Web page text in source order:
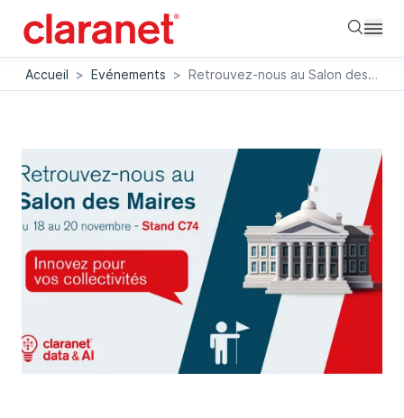
Accueil > Evénements > Retrouvez-nous au Salon des Maires du 18 au 20 novembre